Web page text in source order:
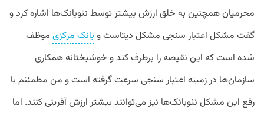
محرمیان همچنین به خلق ارزش بیشتر توسط نئوبانک‌ها اشاره کرد و
گفت مشکل اعتبار سنجی مشکل دیتاست و بانک مرکزی موظف
شده است که این نقیصه را برطرف کند و خوشبختانه همکاری
سازمان‌ها در زمینه اعتبار سنجی سرعت گرفته است و من مطمئنم با
رفع این مشکل نئوبانک‌ها نیز می‌توانند بیشتر ارزش آفرینی کنند. اما